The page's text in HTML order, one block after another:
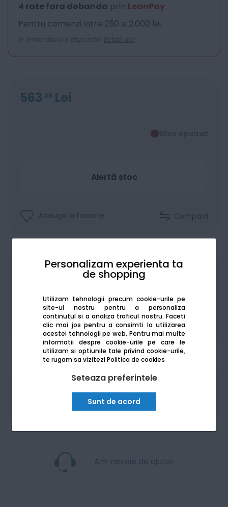
Personalizam experienta ta
de shopping
Utilizam tehnologii precum cookie-urile pe
site-ul nostru pentru a personaliza
continutul si a analiza traficul nostru. Faceti
clic mai jos pentru a consimti la utilizarea
acestei tehnologii pe web. Pentru mai multe
informatii despre cookie-urile pe care le
utilizam si optiunile tale privind cookie-urile,
te rugam sa viziteziPolitica de cookies
Seteaza preferintele
Sunt de acord
4 rate fara dobanda prin LeanPay.
Pentru comenzi intre 250 si 2.000 lei.
In limita stocului disponibil. Detalii aici
563 38 Lei
Alertă stoc
Adaugă la favorite Compară
Achiziționat în rate
De la: 232.24Lei / lună Vezi detalii
achizitii publice
SEAP/SICAP
Am nevoie de ajutor